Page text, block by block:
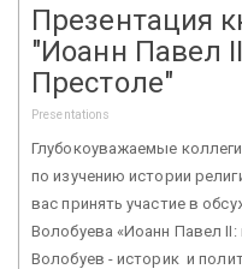
Презентация
"Иоанн Павел
Престоле"
Presentations
Глубокоуважаемые
по изучению истории
вас принять участие в
Волобуева «Иоанн Павел II:
Волобуев - историк и